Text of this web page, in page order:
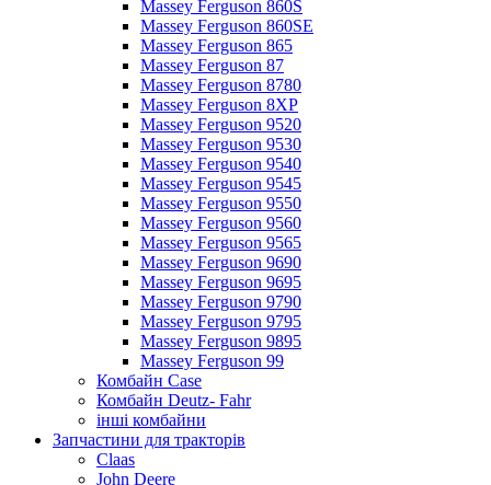
Massey Ferguson 860S
Massey Ferguson 860SE
Massey Ferguson 865
Massey Ferguson 87
Massey Ferguson 8780
Massey Ferguson 8XP
Massey Ferguson 9520
Massey Ferguson 9530
Massey Ferguson 9540
Massey Ferguson 9545
Massey Ferguson 9550
Massey Ferguson 9560
Massey Ferguson 9565
Massey Ferguson 9690
Massey Ferguson 9695
Massey Ferguson 9790
Massey Ferguson 9795
Massey Ferguson 9895
Massey Ferguson 99
Комбайн Case
Комбайн Deutz- Fahr
інші комбайни
Запчастини для тракторів
Claas
John Deere